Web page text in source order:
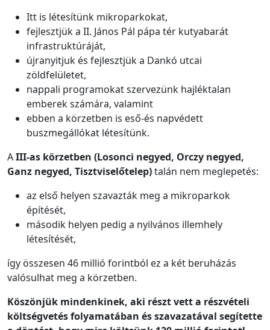
Itt is létesítünk mikroparkokat,
fejlesztjük a II. János Pál pápa tér kutyabarát
infrastruktúráját,
újranyitjuk és fejlesztjük a Dankó utcai
zöldfelületet,
nappali programokat szervezünk hajléktalan
emberek számára, valamint
ebben a körzetben is eső-és napvédett
buszmegállókat létesítünk.
AIII-as körzetben (Losonci negyed, Orczy negyed,
Ganz negyed, Tisztviselőtelep)talán nem meglepetés:
az első helyen szavazták meg a mikroparkok
építését,
második helyen pedig a nyilvános illemhely
létesítését,
így összesen 46 millió forintból ez a két beruházás
valósulhat meg a körzetben.
Köszönjük mindenkinek, aki részt vett a részvételi
költségvetés folyamatában és szavazatával segítette